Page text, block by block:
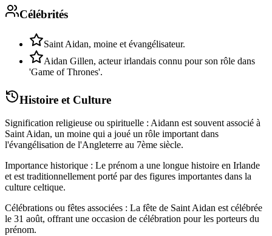
Célébrités
Saint Aidan, moine et évangélisateur.
Aidan Gillen, acteur irlandais connu pour son rôle dans
'Game of Thrones'.
Histoire et Culture
Signification religieuse ou spirituelle : Aidann est souvent associé à
Saint Aidan, un moine qui a joué un rôle important dans
l'évangélisation de l'Angleterre au 7ème siècle.
Importance historique : Le prénom a une longue histoire en Irlande
et est traditionnellement porté par des figures importantes dans la
culture celtique.
Célébrations ou fêtes associées : La fête de Saint Aidan est célébrée
le 31 août, offrant une occasion de célébration pour les porteurs du
prénom.